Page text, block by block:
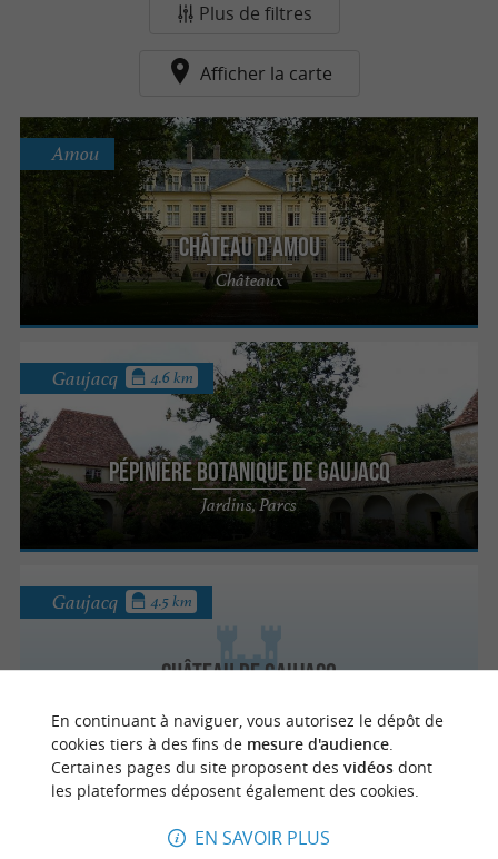
Plus de filtres
Afficher la carte
Château d'Amou
Châteaux
Amou
Pépinière Botanique de Gaujacq
Jardins, Parcs
Gaujacq 4.6 km
Château de Gaujacq
Chalosse
Gaujacq 4.5 km
4.5 km
En continuant à naviguer, vous autorisez le dépôt de
cookies tiers à des fins de mesure d'audience.
Certaines pages du site proposent des vidéosdont
les plateformes déposent également des cookies.
EN SAVOIR PLUS